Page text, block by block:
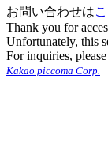
お問い合わせは
Thank you for
Unfortunately, this
For inquiries, please
Kakao piccoma Corp.